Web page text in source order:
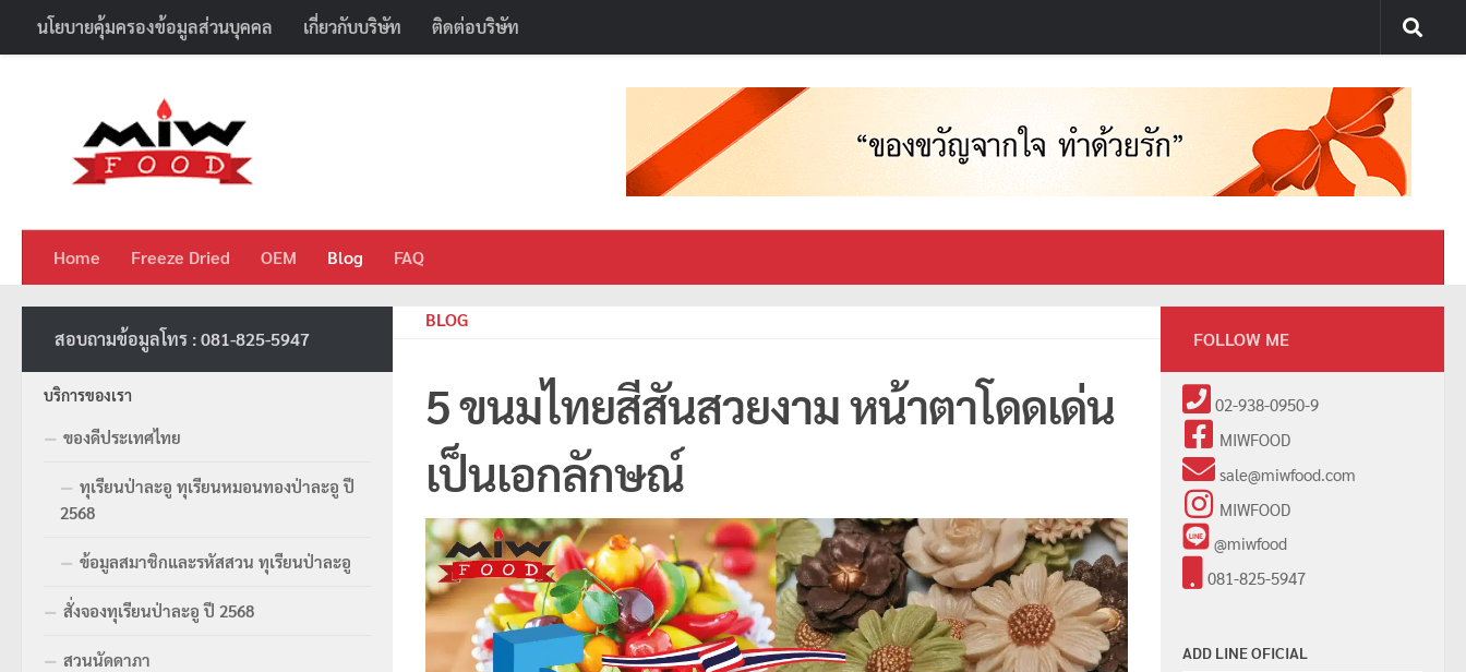
Skip to content
นโยบายคุ้มครองข้อมูลส่วนบุคคล เกี่ยวกับบริษัท ติดต่อบริษัท
Home Freeze Dried OEM Blog FAQ
BLOG
5 ขนมไทยสีสันสวยงาม หน้าตาโดดเด่น
เป็นเอกลักษณ์
สอบถามข้อมูลโทร : 081-825-5947
บริการของเรา
ของดีประเทศไทย
ทุเรียนป่าละอู ทุเรียนหมอนทองป่าละอู ปี
2568
ข้อมูลสมาชิกและรหัสสวน ทุเรียนป่าละอู
สั่งจองทุเรียนป่าละอู ปี 2568
สวนนัดดาภา
FOLLOW ME
02-938-0950-9
MIWFOOD
sale@miwfood.com
MIWFOOD
@miwfood
081-825-5947
ADD LINE OFICIAL